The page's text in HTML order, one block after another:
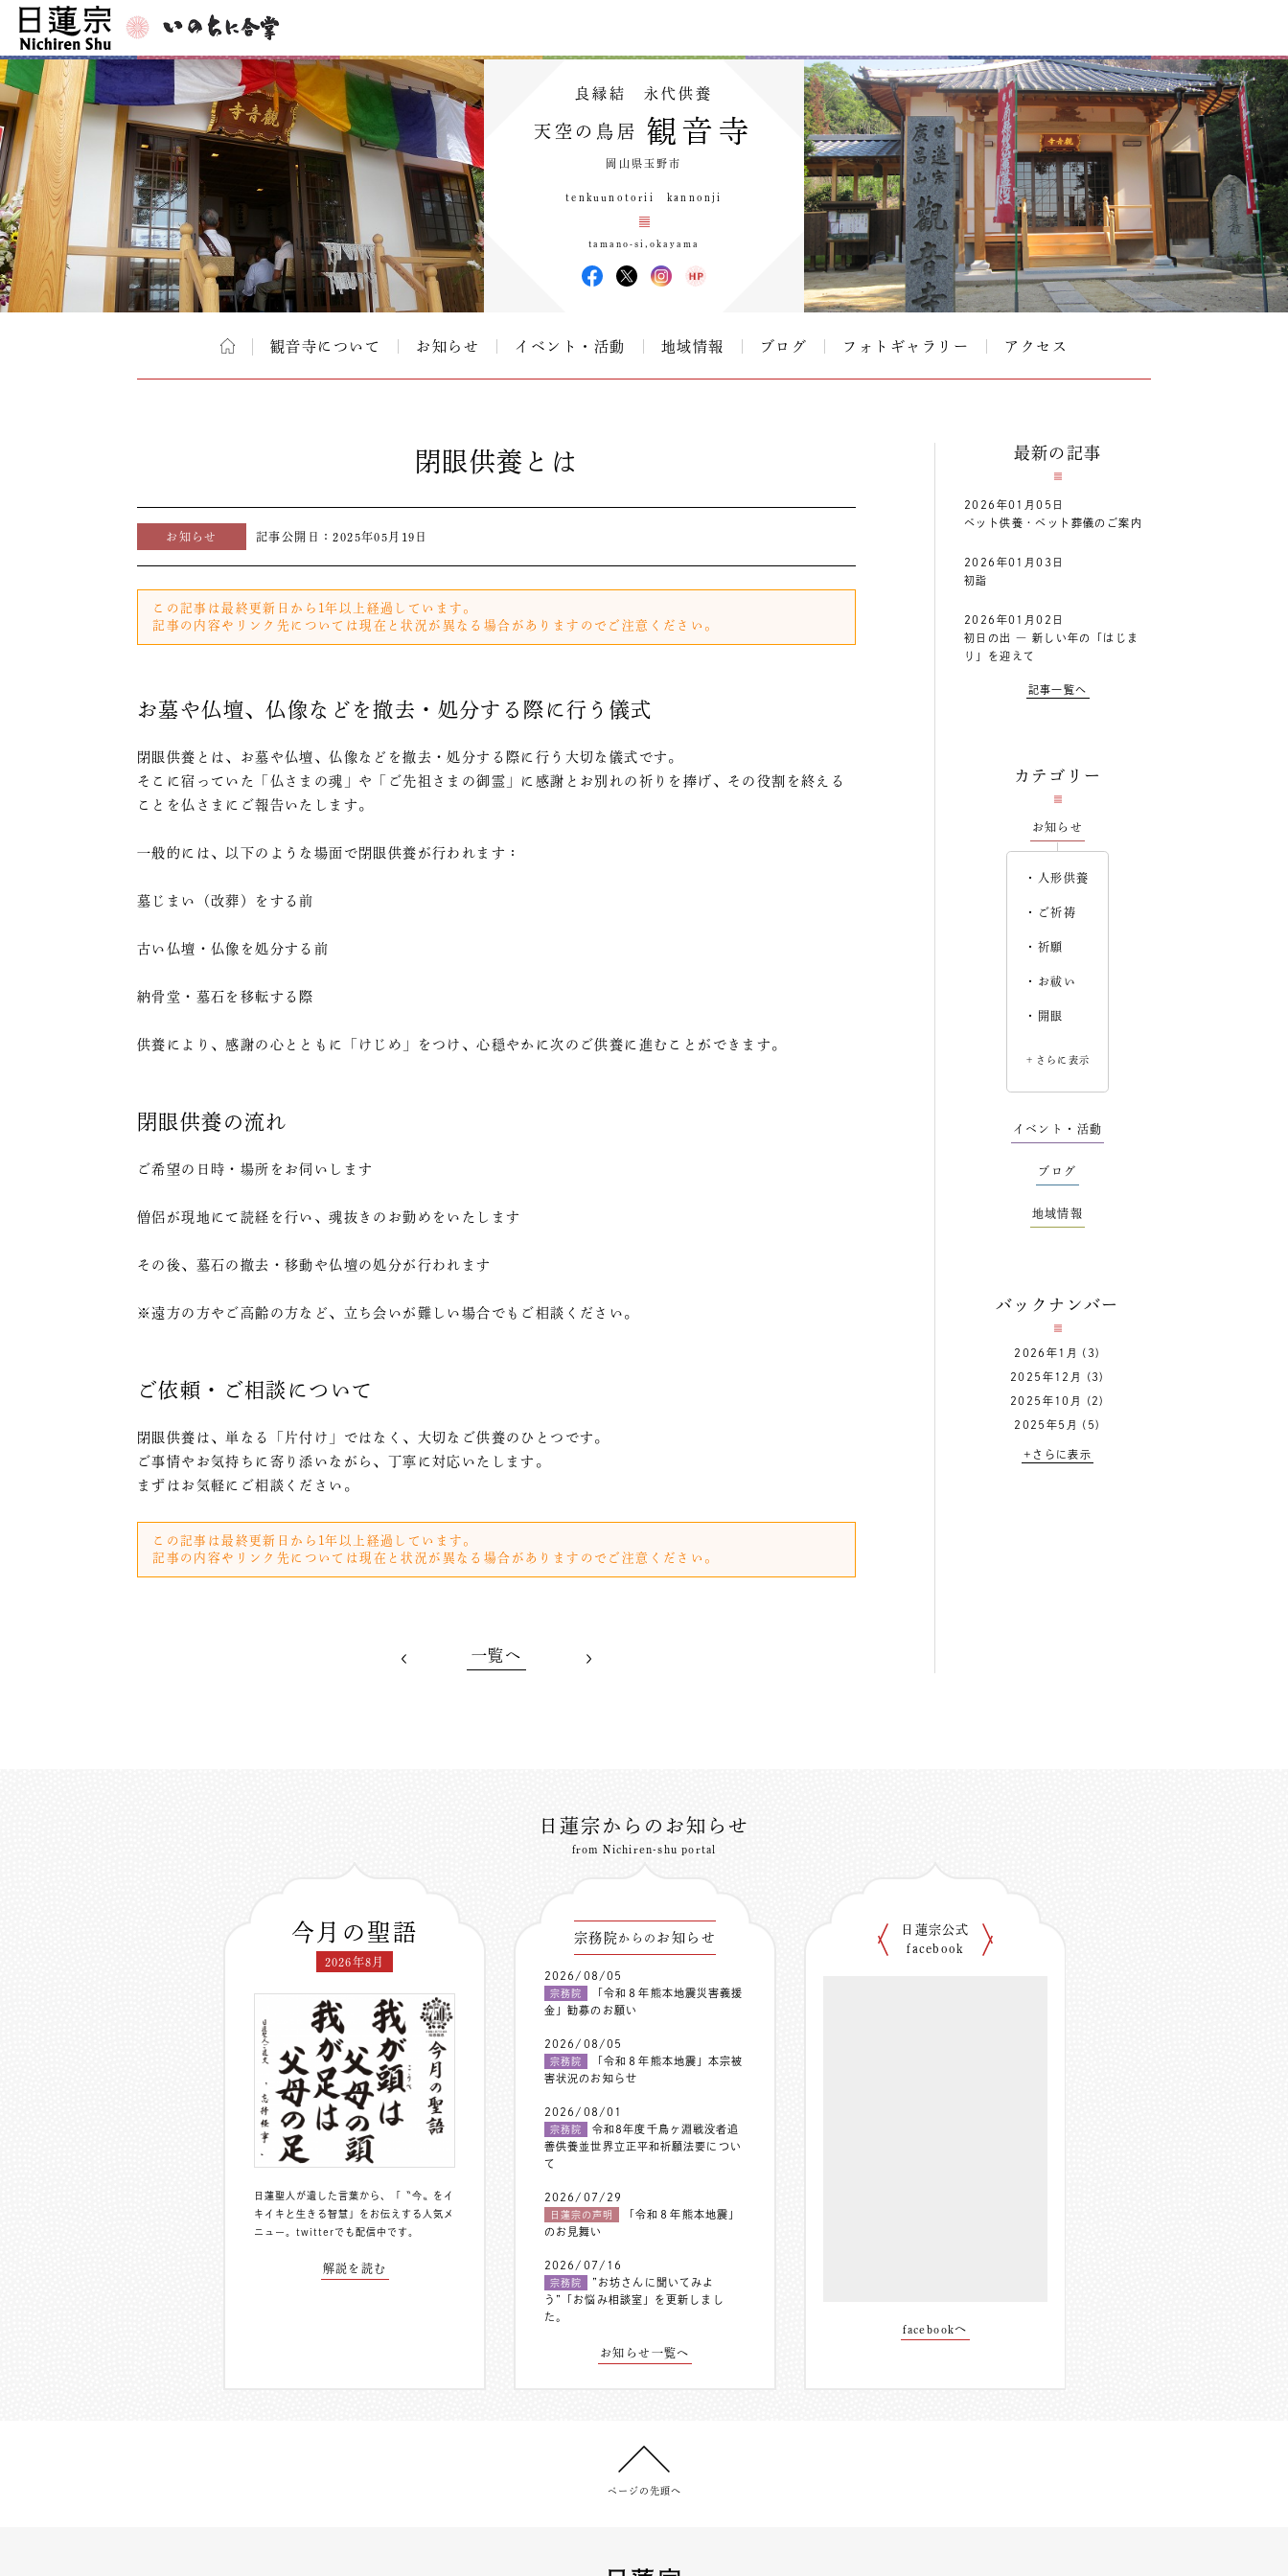
良縁結 永代供養
天空の鳥居 観音寺
岡山県玉野市
tenkuunotorii kannonji
tamano-si,okayama
観音寺について お知らせ イベント・活動 地域情報 ブログ フォトギャラリー アクセス
閉眼供養とは
お知らせ 記事公開日：2025年05月19日
この記事は最終更新日から1年以上経過しています。
記事の内容やリンク先については現在と状況が異なる場合がありますのでご注意ください。
お墓や仏壇、仏像などを撤去・処分する際に行う儀式
閉眼供養とは、お墓や仏壇、仏像などを撤去・処分する際に行う大切な儀式です。
そこに宿っていた「仏さまの魂」や「ご先祖さまの御霊」に感謝とお別れの祈りを捧げ、その役割を終える
ことを仏さまにご報告いたします。
一般的には、以下のような場面で閉眼供養が行われます：
墓じまい（改葬）をする前
古い仏壇・仏像を処分する前
納骨堂・墓石を移転する際
供養により、感謝の心とともに「けじめ」をつけ、心穏やかに次のご供養に進むことができます。
閉眼供養の流れ
ご希望の日時・場所をお伺いします
僧侶が現地にて読経を行い、魂抜きのお勤めをいたします
その後、墓石の撤去・移動や仏壇の処分が行われます
※遠方の方やご高齢の方など、立ち会いが難しい場合でもご相談ください。
ご依頼・ご相談について
閉眼供養は、単なる「片付け」ではなく、大切なご供養のひとつです。
ご事情やお気持ちに寄り添いながら、丁寧に対応いたします。
まずはお気軽にご相談ください。
この記事は最終更新日から1年以上経過しています。
記事の内容やリンク先については現在と状況が異なる場合がありますのでご注意ください。
一覧へ
最新の記事
2026年01月05日
ペット供養・ペット葬儀のご案内
2026年01月03日
初詣
2026年01月02日
初日の出 ― 新しい年の「はじま
り」を迎えて
記事一覧へ
カテゴリー
お知らせ
人形供養
ご祈祷
祈願
お祓い
開眼
＋さらに表示
イベント・活動
ブログ
地域情報
バックナンバー
2026年1月 (3)
2025年12月 (3)
2025年10月 (2)
2025年5月 (5)
+さらに表示
日蓮宗からのお知らせ
from Nichiren-shu portal
今月の聖語
2026年8月
日蓮聖人が遺した言葉から、「〝今〟をイ
キイキと生きる智慧」をお伝えする人気メ
ニュー。 twitterでも配信中 です。
解説を読む
宗務院からの お知らせ
2026/08/05
宗務院
「令和８年熊本地震災害義援
金」勧募のお願い
2026/08/05
宗務院
「令和８年熊本地震」本宗被
害状況のお知らせ
2026/08/01
宗務院
令和8年度千鳥ヶ淵戦没者追
善供養並世界立正平和祈願法要につい
て
2026/07/29
日蓮宗の声明
「令和８年熊本地震」
のお見舞い
2026/07/16
宗務院
”お坊さんに聞いてみよ
う”「お悩み相談室」を更新しまし
た。
お知らせ一覧へ
日蓮宗公式
facebook
facebookへ
ページの先頭へ